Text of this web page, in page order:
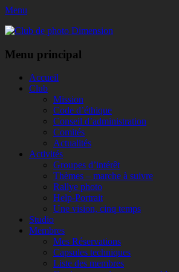
Menu
Club de photo Dimension
Menu principal
Aller
Accueil
Club
Mission
Code d’éthique
Conseil d’administration
Comités
Actualités
Activités
Groupes d’intérêt
Thèmes – marche à suivre
Rallye photo
Help-Portrait
Une vision, cinq temps
Studio
Membres
Mes Réservations
Capsules techniques
Liste des membres